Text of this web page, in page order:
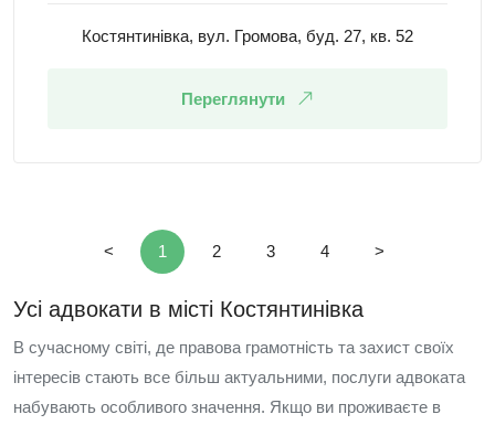
Костянтинівка, вул. Громова, буд. 27, кв. 52
Переглянути
< 1 2 3 4 >
Усі адвокати в місті Костянтинівка
В сучасному світі, де правова грамотність та захист своїх
інтересів стають все більш актуальними, послуги адвоката
набувають особливого значення. Якщо ви проживаєте в